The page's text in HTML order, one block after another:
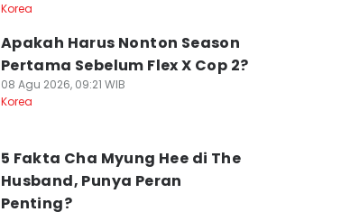
Korea
Apakah Harus Nonton Season
Pertama Sebelum Flex X Cop 2?
08 Agu 2026, 09:21 WIB
Korea
5 Fakta Cha Myung Hee di The
Husband, Punya Peran
Penting?